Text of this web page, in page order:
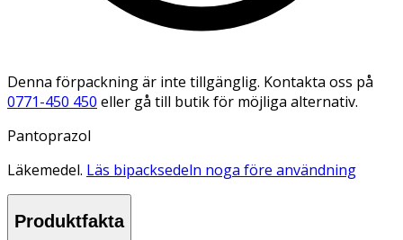
Denna förpackning är inte tillgänglig. Kontakta oss på
0771-450 450 eller gå till butik för möjliga alternativ.
Pantoprazol
Läkemedel. Läs bipacksedeln noga före användning
Produktfakta